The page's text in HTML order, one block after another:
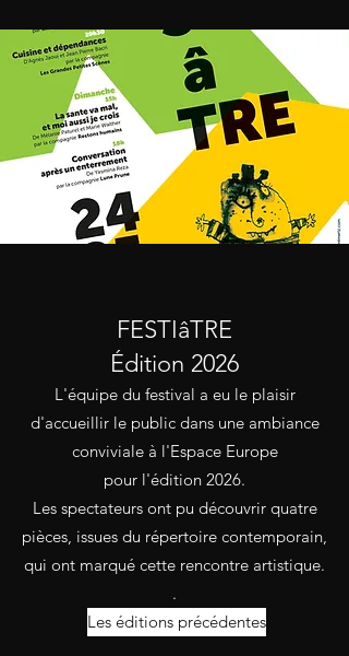
FESTIâTRE
Édition 2026
L'équipe du festival a eu le plaisir
d'accueillir le public dans une ambiance
conviviale à l'Espace Europe
pour l'édition 2026.
Les spectateurs ont pu découvrir quatre
pièces, issues du répertoire contemporain,
qui ont marqué cette rencontre artistique.
.
Les éditions précédentes